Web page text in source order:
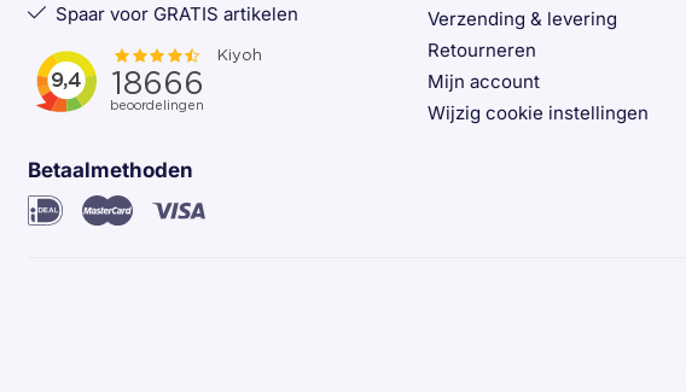
Spaar voor GRATIS artikelen
Betaalmethoden
Verzending & levering
Retourneren
Mijn account
Wijzig cookie instellingen